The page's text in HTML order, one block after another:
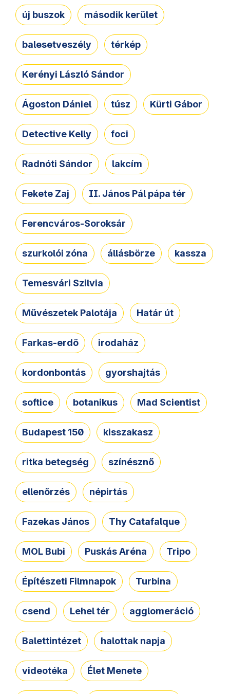
új buszok második kerület
balesetveszély térkép
Kerényi László Sándor
Ágoston Dániel túsz Kürti Gábor
Detective Kelly foci
Radnóti Sándor lakcím
Fekete Zaj II. János Pál pápa tér
Ferencváros-Soroksár
szurkolói zóna állásbörze kassza
Temesvári Szilvia
Művészetek Palotája Határ út
Farkas-erdő irodaház
kordonbontás gyorshajtás
softice botanikus Mad Scientist
Budapest 150 kisszakasz
ritka betegség színésznő
ellenőrzés népirtás
Fazekas János Thy Catafalque
MOL Bubi Puskás Aréna Tripo
Építészeti Filmnapok Turbina
csend Lehel tér agglomeráció
Balettintézet halottak napja
videotéka Élet Menete